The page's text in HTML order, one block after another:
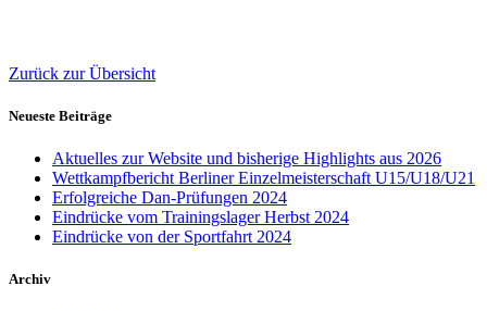
Zurück zur Übersicht
Neueste Beiträge
Aktuelles zur Website und bisherige Highlights aus 2026
Wettkampfbericht Berliner Einzelmeisterschaft U15/U18/U21
Erfolgreiche Dan-Prüfungen 2024
Eindrücke vom Trainingslager Herbst 2024
Eindrücke von der Sportfahrt 2024
Archiv